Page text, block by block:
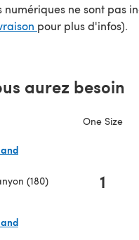
numériques ne sont pas
(s'ouvre dans un
pour plus d'infos).
aurez besoin
One Size
(180) 1